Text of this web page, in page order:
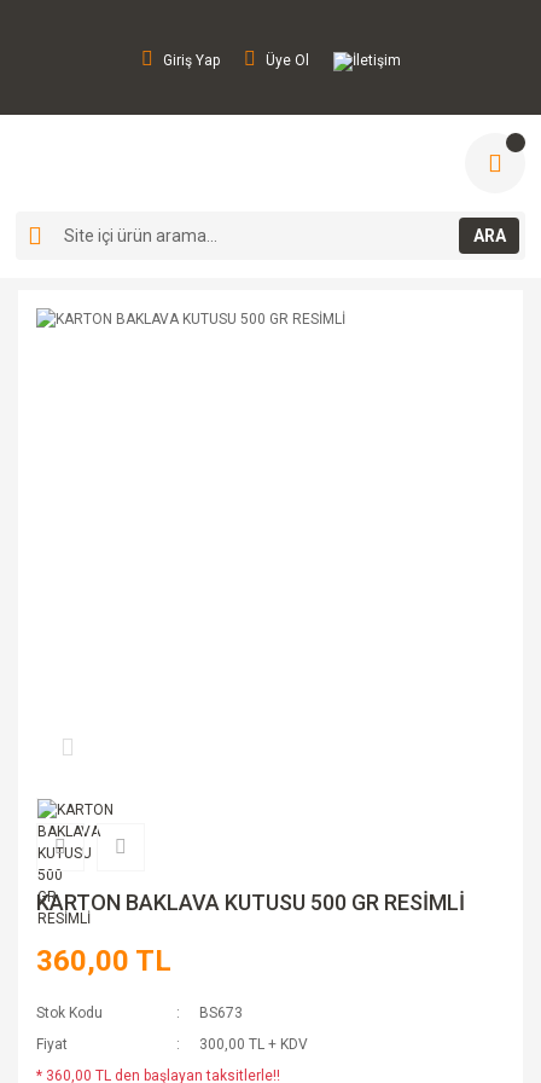
Giriş Yap Üye Ol İletişim
ARA
KARTON BAKLAVA KUTUSU 500 GR RESİMLİ
360,00 TL
Stok Kodu
BS673
Fiyat
300,00 TL + KDV
* 360,00 TL den başlayan taksitlerle!!